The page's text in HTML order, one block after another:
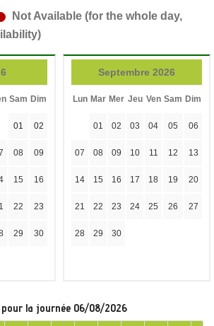
Not Available (for the whole day,
Sam Dim
01 02
08 09
15 16
22 23
29 30
Septembre 2026
Lun Mar Mer Jeu Ven Sam Dim
01 02 03 04 05 06
07 08 09 10 11 12 13
14 15 16 17 18 19 20
21 22 23 24 25 26 27
28 29 30
la journée 06/08/2026